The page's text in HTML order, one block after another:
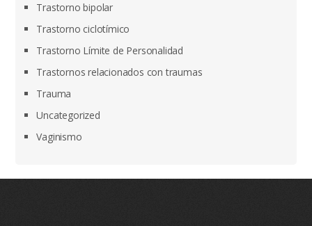
Trastorno bipolar
Trastorno ciclotímico
Trastorno Límite de Personalidad
Trastornos relacionados con traumas
Trauma
Uncategorized
Vaginismo